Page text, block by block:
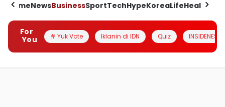
HomeNewsBusinessSportTechHypeKoreaLifeHealth
For
You
# Yuk Vote Iklanin di IDN Quiz INSIDENESIA